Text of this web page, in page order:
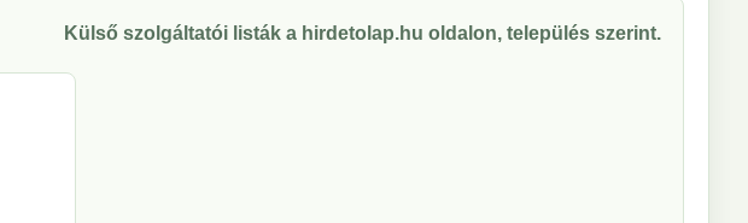
Külső szolgáltatói listák a hirdetolap.hu oldalon, település szerint.